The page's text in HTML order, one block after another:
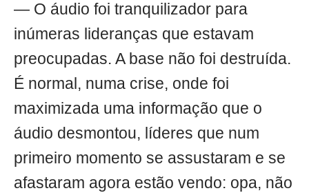
— O áudio foi tranquilizador para
inúmeras lideranças que estavam
preocupadas. A base não foi destruída.
É normal, numa crise, onde foi
maximizada uma informação que o
áudio desmontou, líderes que num
primeiro momento se assustaram e se
afastaram agora estão vendo: opa, não